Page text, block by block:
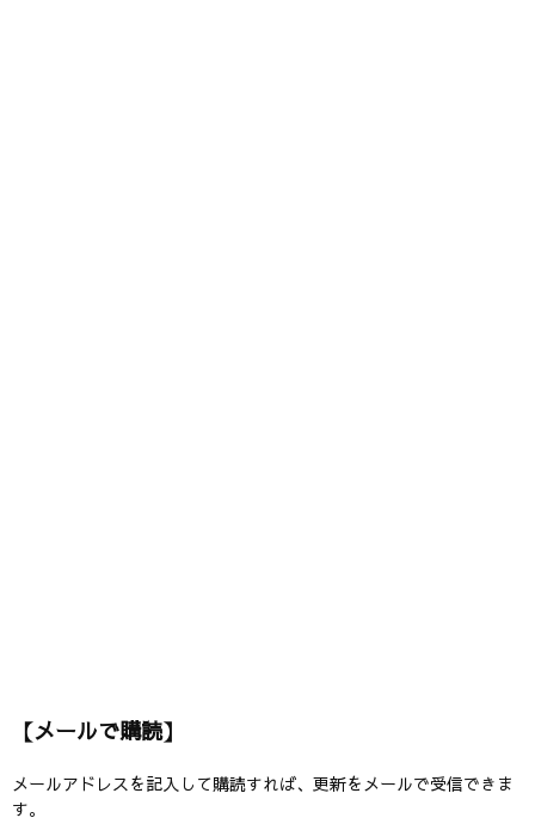
【メールで購読】
メールアドレスを記入して購読すれば、更新をメールで受信できま
す。